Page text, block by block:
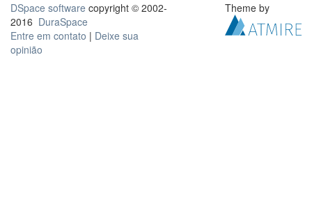
DSpace software copyright © 2002-
2016 DuraSpace
Entre em contato | Deixe sua
opinião
Theme by